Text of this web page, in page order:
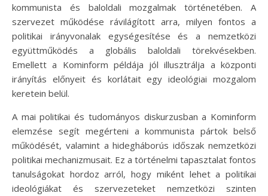
kommunista és baloldali mozgalmak történetében. A
szervezet működése rávilágított arra, milyen fontos a
politikai irányvonalak egységesítése és a nemzetközi
együttműködés a globális baloldali törekvésekben.
Emellett a Kominform példája jól illusztrálja a központi
irányítás előnyeit és korlátait egy ideológiai mozgalom
keretein belül.
A mai politikai és tudományos diskurzusban a Kominform
elemzése segít megérteni a kommunista pártok belső
működését, valamint a hidegháborús időszak nemzetközi
politikai mechanizmusait. Ez a történelmi tapasztalat fontos
tanulságokat hordoz arról, hogy miként lehet a politikai
ideológiákat és szervezeteket nemzetközi szinten